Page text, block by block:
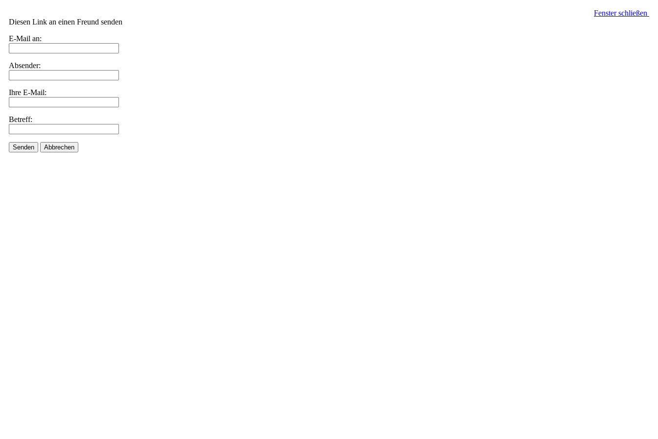
Fenster schließen
Diesen Link an einen Freund senden
E-Mail an:
Absender:
Ihre E-Mail:
Betreff:
Senden Abbrechen